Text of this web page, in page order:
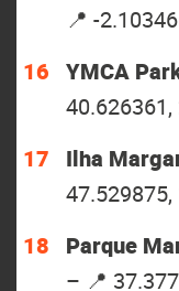
📍 -
YMCA
Ilha
Parque
– 📍